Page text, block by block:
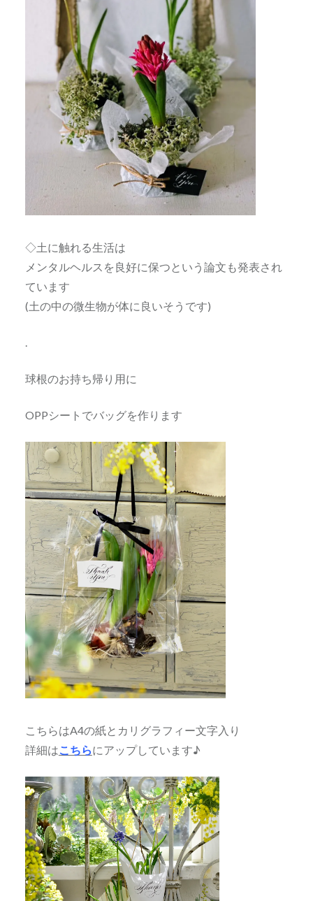
◇土に触れる生活は
メンタルヘルスを良好に保つという論文も発表され
ています
(土の中の微生物が体に良いそうです)
.
球根のお持ち帰り用に
OPPシートでバッグを作ります
こちらはA4の紙とカリグラフィー文字入り
詳細はこちらにアップしています♪